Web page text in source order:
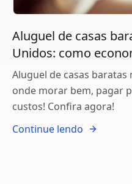
Aluguel de casas
Unidos: como
Aluguel de casas baratas
onde morar bem, pagar
custos! Confira agora!
Continue lendo